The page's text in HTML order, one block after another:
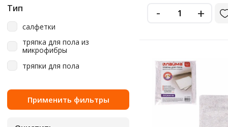
80х100 см
серый
синий
Тип
салфетки
тряпка для пола из
микрофибры
тряпки для пола
- +